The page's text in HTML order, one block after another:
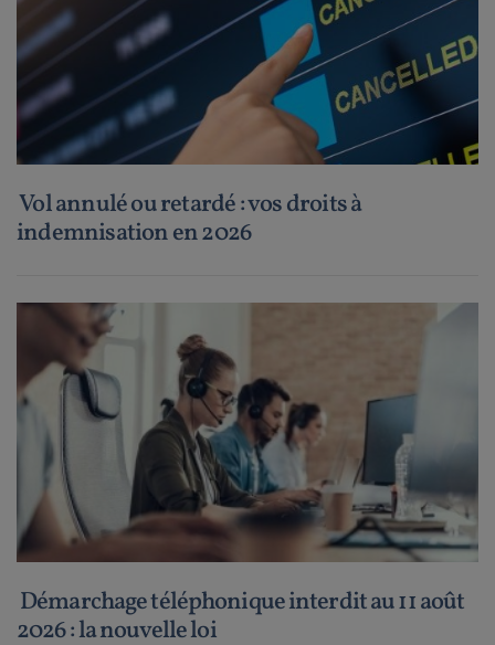
Vol annulé ou retardé : vos droits à
indemnisation en 2026
Démarchage téléphonique interdit au 11 août
2026 : la nouvelle loi